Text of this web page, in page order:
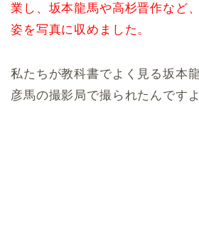
業し、坂本龍馬や高杉晋作など
姿を写真に収めました。
私たちが教科書でよく見る坂本
彦馬の撮影局で撮られたんですよ